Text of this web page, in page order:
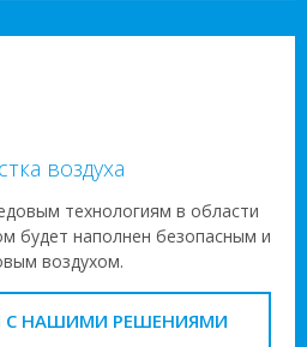
воздуха
технологиям в области
будет наполнен безопасным и
воздухом.
С НАШИМИ РЕШЕНИЯМИ